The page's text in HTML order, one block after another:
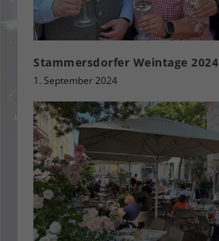
Stammersdorfer Weintage 2024
1. September 2024